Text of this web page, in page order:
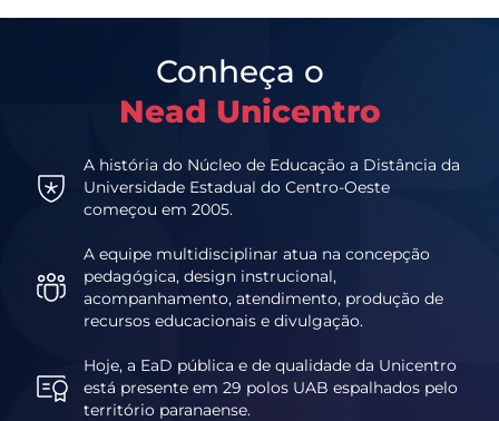
Conheça o
Nead Unicentro
A história do Núcleo de Educação a Distância da
Universidade Estadual do Centro-Oeste
começou em 2005.
A equipe multidisciplinar atua na concepção
pedagógica, design instrucional,
acompanhamento, atendimento, produção de
recursos educacionais e divulgação.
Hoje, a EaD pública e de qualidade da Unicentro
está presente em 29 polos UAB espalhados pelo
território paranaense.